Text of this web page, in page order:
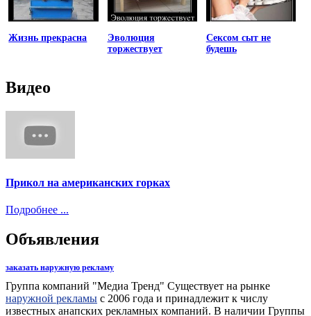
Жизнь прекрасна
Эволюция
торжествует
Сексом сыт не
будешь
Видео
Прикол на американских горках
Подробнее ...
Объявления
заказать наружную рекламу
Группа компаний "Медиа Тренд" Существует на рынке
наружной рекламы с 2006 года и принадлежит к числу
известных анапских рекламных компаний. В наличии Группы